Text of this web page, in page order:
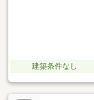
建築条件なし